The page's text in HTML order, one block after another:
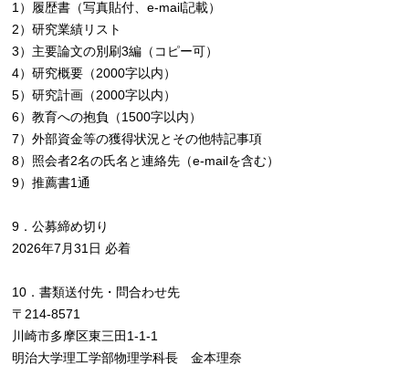
1）履歴書（写真貼付、e-mail記載）
2）研究業績リスト
3）主要論文の別刷3編（コピー可）
4）研究概要（2000字以内）
5）研究計画（2000字以内）
6）教育への抱負（1500字以内）
7）外部資金等の獲得状況とその他特記事項
8）照会者2名の氏名と連絡先（e-mailを含む）
9）推薦書1通
9．公募締め切り
2026年7月31日 必着
10．書類送付先・問合わせ先
〒214-8571
川崎市多摩区東三田1-1-1
明治大学理工学部物理学科長 金本理奈